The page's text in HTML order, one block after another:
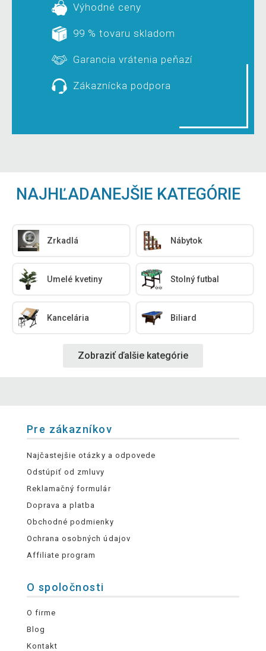
Výhodné ceny
99 % tovaru skladom
Garancia vrátenia peňazí
Zákaznícka podpora
NAJHĽADANEJŠIE KATEGÓRIE
Zrkadlá Nábytok
Umelé kvetiny Stolný futbal
Kancelária Biliard
Zobraziť ďalšie kategórie
Pre zákazníkov
Najčastejšie otázky a odpovede
Odstúpiť od zmluvy
Reklamačný formulár
Doprava a platba
Obchodné podmienky
Ochrana osobných údajov
Affiliate program
O spoločnosti
O firme
Blog
Kontakt